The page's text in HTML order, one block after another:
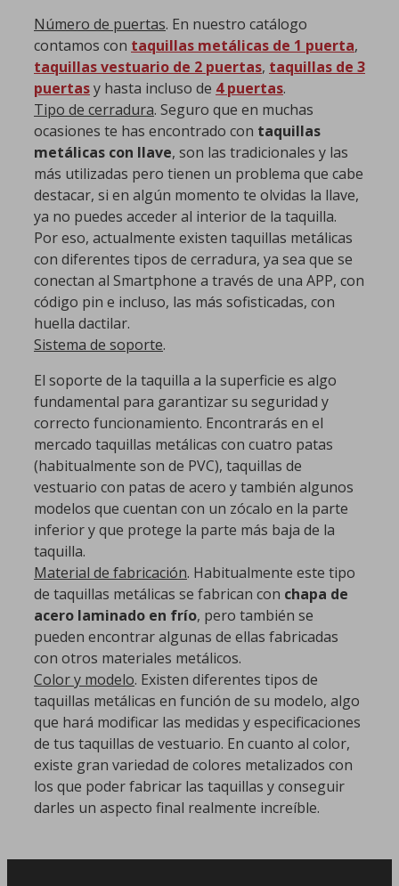
Número de puertas. En nuestro catálogo
contamos con taquillas metálicas de 1 puerta,
taquillas vestuario de 2 puertas, taquillas de 3
puertasy hasta incluso de 4 puertas.
Tipo de cerradura. Seguro que en muchas
ocasiones te has encontrado con taquillas
metálicas con llave, son las tradicionales y las
más utilizadas pero tienen un problema que cabe
destacar, si en algún momento te olvidas la llave,
ya no puedes acceder al interior de la taquilla.
Por eso, actualmente existen taquillas metálicas
con diferentes tipos de cerradura, ya sea que se
conectan al Smartphone a través de una APP, con
código pin e incluso, las más sofisticadas, con
huella dactilar.
Sistema de soporte.
El soporte de la taquilla a la superficie es algo
fundamental para garantizar su seguridad y
correcto funcionamiento. Encontrarás en el
mercado taquillas metálicas con cuatro patas
(habitualmente son de PVC), taquillas de
vestuario con patas de acero y también algunos
modelos que cuentan con un zócalo en la parte
inferior y que protege la parte más baja de la
taquilla.
Material de fabricación. Habitualmente este tipo
de taquillas metálicas se fabrican con chapa de
acero laminado en frío, pero también se
pueden encontrar algunas de ellas fabricadas
con otros materiales metálicos.
Color y modelo. Existen diferentes tipos de
taquillas metálicas en función de su modelo, algo
que hará modificar las medidas y especificaciones
de tus taquillas de vestuario. En cuanto al color,
existe gran variedad de colores metalizados con
los que poder fabricar las taquillas y conseguir
darles un aspecto final realmente increíble.